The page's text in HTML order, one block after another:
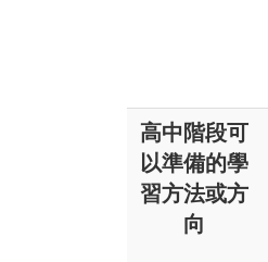
高中階段可
以準備的學
習方法或方
向